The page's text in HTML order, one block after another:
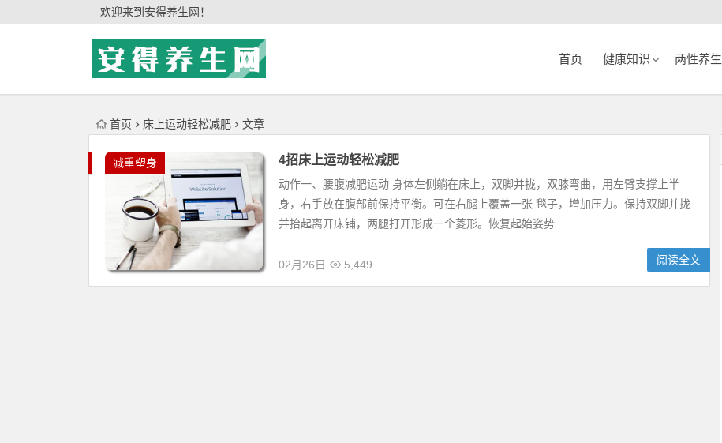
欢迎来到安得养生网！
首页 健康知识 两性养生
首页 床上运动轻松减肥 文章
减重塑身 4招床上运动轻松减肥
动作一、腰腹减肥运动 身体左侧躺在床上，双脚并拢，双膝弯曲，用左臂支撑上半
身，右手放在腹部前保持平衡。可在右腿上覆盖一张 毯子，增加压力。保持双脚并拢
并抬起离开床铺，两腿打开形成一个菱形。恢复起始姿势...
02月26日 5,449 阅读全文